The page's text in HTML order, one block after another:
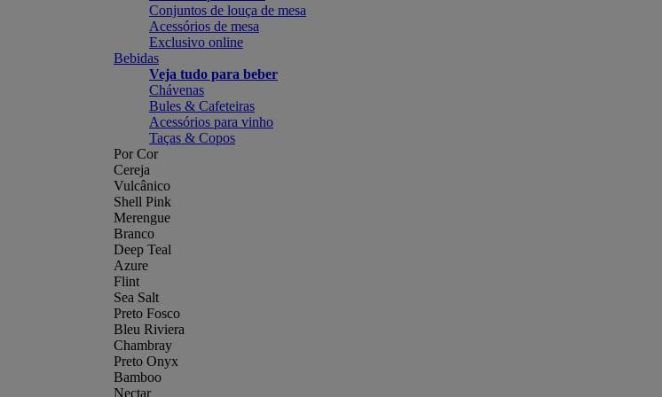
Conjuntos de louça de mesa
Acessórios de mesa
Exclusivo online
Bebidas
Veja tudo para beber
Chávenas
Bules & Cafeteiras
Acessórios para vinho
Taças & Copos
Por Cor
Cereja
Vulcânico
Shell Pink
Merengue
Branco
Deep Teal
Azure
Flint
Sea Salt
Preto Fosco
Bleu Riviera
Chambray
Preto Onyx
Bamboo
Nectar